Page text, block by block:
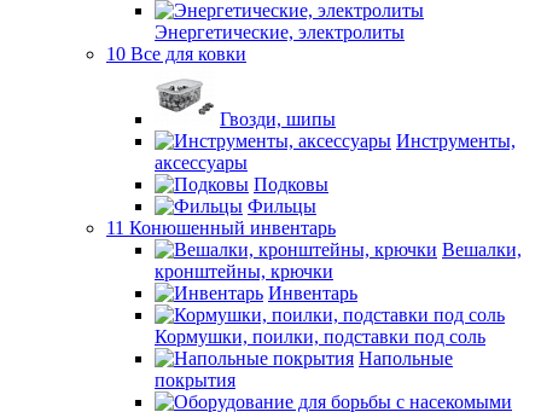
Энергетические, электролиты
10 Все для ковки
Гвозди, шипы
Инструменты,
аксессуары
Подковы
Фильцы
11 Конюшенный инвентарь
Вешалки,
кронштейны, крючки
Инвентарь
Кормушки, поилки, подставки под соль
Напольные
покрытия